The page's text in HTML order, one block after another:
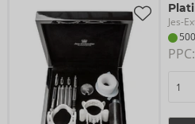
Jes-
PPC: